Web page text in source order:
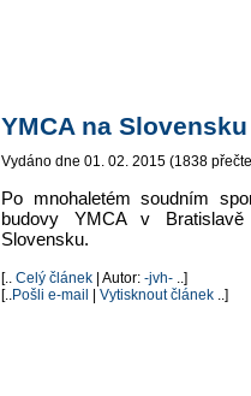
YMCA na
Vydáno dne 01. 02. 2015 (1838
Po mnohaletém soudním
budovy YMCA v
Slovensku.
[.. Celý článek | Autor: -jvh- ..]
[..Pošli e-mail Vytisknout článek ..]